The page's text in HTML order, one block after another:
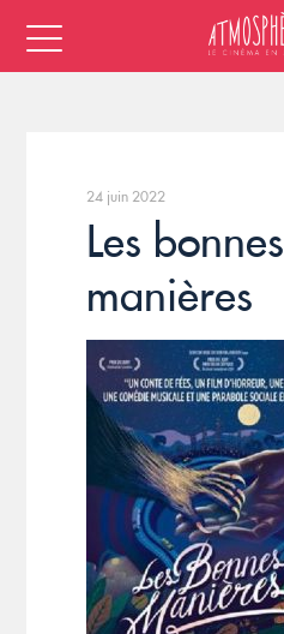
24 juin 2022
Les bonnes
manières